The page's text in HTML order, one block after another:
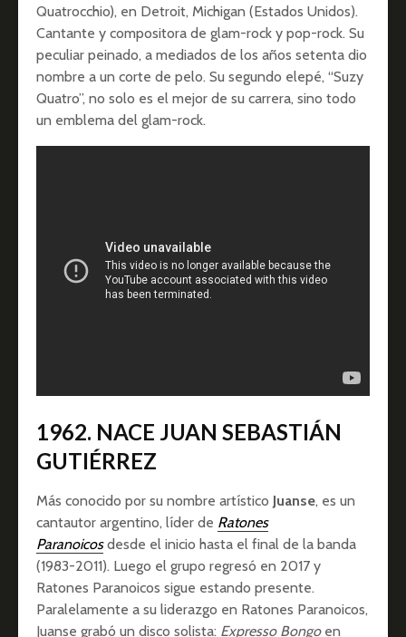
Quatrocchio), en Detroit, Michigan (Estados Unidos).
Cantante y compositora de glam-rock y pop-rock. Su
peculiar peinado, a mediados de los años setenta dio
nombre a un corte de pelo. Su segundo elepé, “Suzy
Quatro”, no solo es el mejor de su carrera, sino todo
un emblema del glam-rock.
1962. NACE JUAN SEBASTIÁN
GUTIÉRREZ
Más conocido por su nombre artístico Juanse, es un
cantautor argentino, líder de Ratones
Paranoicosdesde el inicio hasta el final de la banda
(1983-2011). Luego el grupo regresó en 2017 y
Ratones Paranoicos sigue estando presente.
Paralelamente a su liderazgo en Ratones Paranoicos,
Juanse grabó un disco solista: Expresso Bongoen